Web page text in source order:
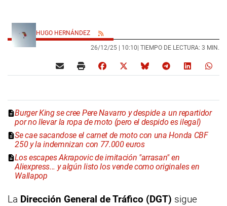
HUGO HERNÁNDEZ
26/12/25 | 10:10 | TIEMPO DE LECTURA: 3 MIN.
Burger King se cree Pere Navarro y despide a un repartidor
por no llevar la ropa de moto (pero el despido es ilegal)
Se cae sacandose el carnet de moto con una Honda CBF
250 y la indemnizan con 77.000 euros
Los escapes Akrapovic de imitación "arrasan" en
Aliexpress... y algún listo los vende como originales en
Wallapop
La Dirección General de Tráfico (DGT) sigue